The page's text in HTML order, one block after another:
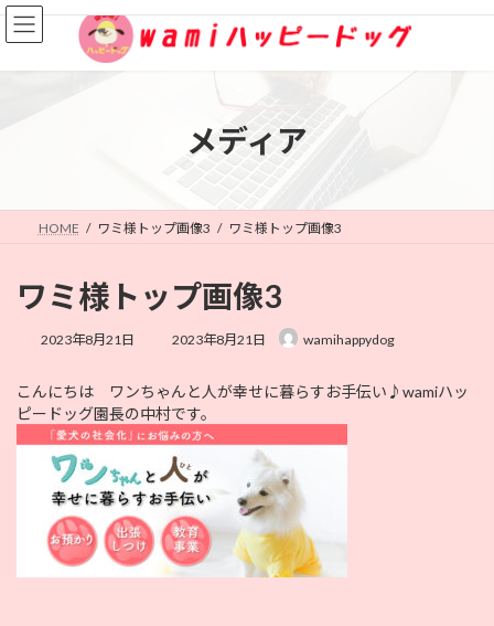
コ
ン
ン
プ
ナ
ビ
ー
動
メディア
HOME ワミ様トップ画像3 ワミ様トップ画像3
ワミ様トップ画像3
2023年8月21日
最
新
日
時
:
2023年8月21日 wamihappydog
こんにちは ワンちゃんと人が幸せに暮らすお手伝い♪wamiハッ
ピードッグ園長の中村です。